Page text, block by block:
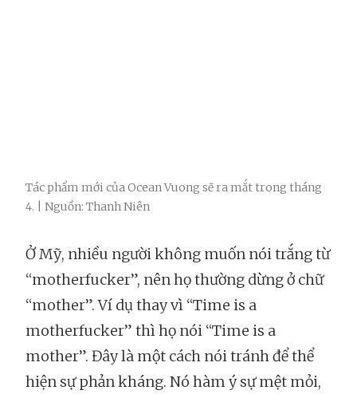
Tác phẩm mới của Ocean Vuong sẽ ra mắt trong tháng
4. | Nguồn: Thanh Niên
Ở Mỹ, nhiều người không muốn nói trắng từ
“motherfucker”, nên họ thường dừng ở chữ
“mother”. Ví dụ thay vì “Time is a
motherfucker” thì họ nói “Time is a
mother”. Đây là một cách nói tránh để thể
hiện sự phản kháng. Nó hàm ý sự mệt mỏi,